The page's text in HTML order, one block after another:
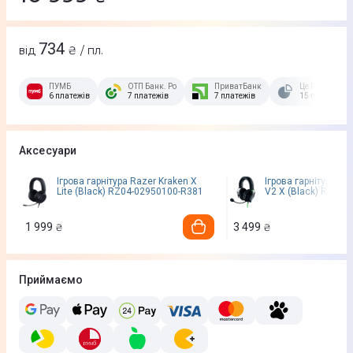
від 734 ₴ / пл.
ПУМБ
6 платежів
ОТП Банк. Розстрочка Скибочка.
7 платежів
ПриватБанк
7 платежів
Це Розстрочка
15 платежів
Аксесуари
Ігрова гарнітура Razer Kraken X
Lite (Black) RZ04-02950100-R381
1 999 ₴
Ігрова гарнітура
V2 X (Black) RZ04-
3 499 ₴
Приймаємо